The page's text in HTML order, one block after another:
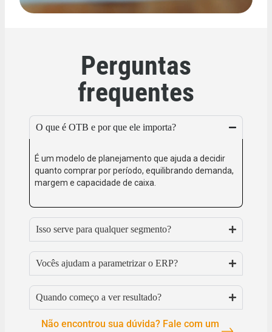
Perguntas
frequentes
O que é OTB e por que ele importa?
É um modelo de planejamento que ajuda a decidir
quanto comprar por período, equilibrando demanda,
margem e capacidade de caixa.
Isso serve para qualquer segmento?
Vocês ajudam a parametrizar o ERP?
Quando começo a ver resultado?
Não encontrou sua dúvida? Fale com um